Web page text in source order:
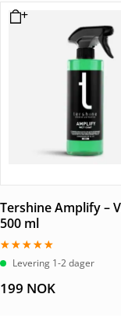
Tershine Amplify –
500 ml
Vurdert
5.00Levering 1-2 dager
199 NOK